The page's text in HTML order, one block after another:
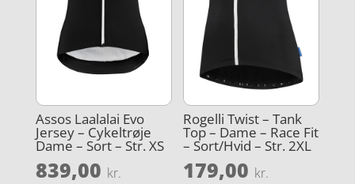
Assos Laalalai Evo
Jersey – Cykeltrøje
Dame – Sort – Str. XS
839,00 kr.
Rogelli Twist – Tank
Top – Dame – Race Fit
– Sort/Hvid – Str. 2XL
179,00 kr.